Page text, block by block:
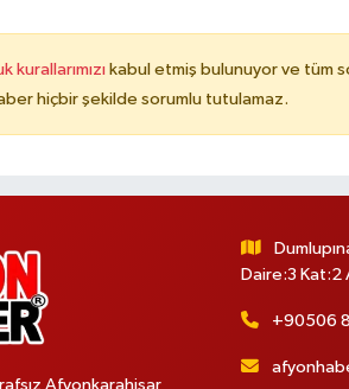
kurallarımızı kabul etmiş bulunuyor ve tüm
hiçbir şekilde sorumlu tutulamaz.
Afyonkarahisar
Daire:3 Kat:2
+90506